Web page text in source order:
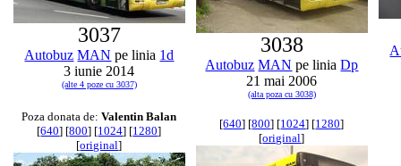
3037
Autobuz MAN pe linia 1d
3 iunie 2014
(alte 4 poze cu 3037)
3038
Autobuz MAN pe liniaDp
21 mai 2006
(alta poza cu 3038)
Poza donata de:Valentin Balan
[640] [800] [1024] [1280]
[original]
[640] [800] [1024] [1280]
[original]